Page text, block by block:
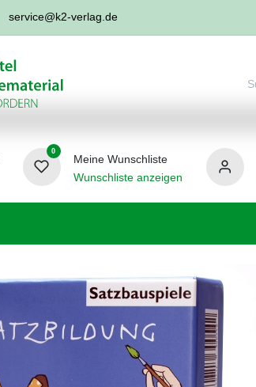
service@k2-verlag.de
0
Meine Wunschliste
Wunschliste anzeigen